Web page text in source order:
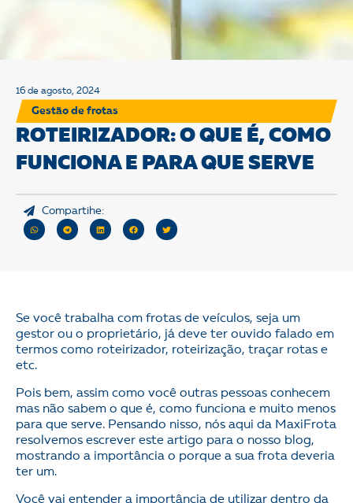
16 de agosto, 2024
Gestão de frotas
ROTEIRIZADOR: O QUE É, COMO
FUNCIONA E PARA QUE SERVE
Compartihe:
Se você trabalha com frotas de veículos, seja um
gestor ou o proprietário, já deve ter ouvido falado em
termos como roteirizador, roteirização, traçar rotas e
etc.
Pois bem, assim como você outras pessoas conhecem
mas não sabem o que é, como funciona e muito menos
para que serve. Pensando nisso, nós aqui da MaxiFrota
resolvemos escrever este artigo para o nosso blog,
mostrando a importância o porque a sua frota deveria
ter um.
Você vai entender a importância de utilizar dentro da